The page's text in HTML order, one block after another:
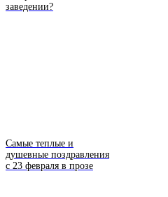
заведении?
Самые теплые и
душевные поздравления
с 23 февраля в прозе